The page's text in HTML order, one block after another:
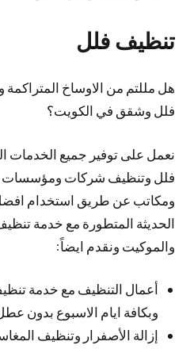
تنظيف فلل
هل مللتم من الاوساخ
فلل وشقق في الكويت؟
نعمل على توفير جميع الخدمات
فلل وتنظيف شركات ومؤسسات
ومكاتب عن طريق استخدام افضل
الحديثة المتطورة مع خدمة
والموكيت ونقدم ايضاً:
وبكافة ايام الاسبوع بدون
إزالة الأصفرار وتنظيف